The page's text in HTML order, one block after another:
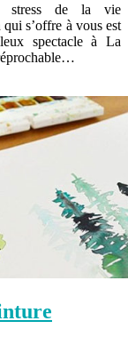
stress de la vie
s’offre à vous est
spectacle à La